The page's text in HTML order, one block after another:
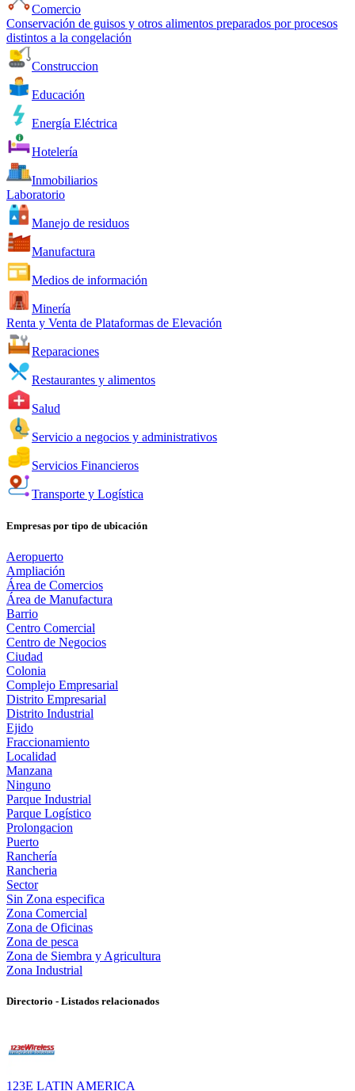
Comercio
Conservación de guisos y otros alimentos preparados por procesos
distintos a la congelación
Construccion
Educación
Energía Eléctrica
Hotelería
Inmobiliarios
Laboratorio
Manejo de residuos
Manufactura
Medios de información
Minería
Renta y Venta de Plataformas de Elevación
Reparaciones
Restaurantes y alimentos
Salud
Servicio a negocios y administrativos
Servicios Financieros
Transporte y Logística
Empresas por tipo de ubicación
Aeropuerto
Ampliación
Área de Comercios
Área de Manufactura
Barrio
Centro Comercial
Centro de Negocios
Ciudad
Colonia
Complejo Empresarial
Distrito Empresarial
Distrito Industrial
Ejido
Fraccionamiento
Localidad
Manzana
Ninguno
Parque Industrial
Parque Logístico
Prolongacion
Puerto
Ranchería
Rancheria
Sector
Sin Zona especifica
Zona Comercial
Zona de Oficinas
Zona de pesca
Zona de Siembra y Agricultura
Zona Industrial
Directorio - Listados relacionados
123E LATIN AMERICA